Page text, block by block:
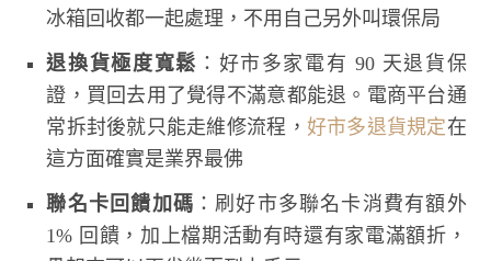
冰箱回收都一起處理，不用自己另外叫環保局
退換貨極度寬鬆 ：好市多家電有 90 天退貨保
證，買回去用了覺得不滿意都能退。電商平台通
常拆封後就只能走維修流程， 好市多退貨規定在
這方面確實是業界最佛
聯名卡回饋加碼 ：刷好市多聯名卡消費有額外
1% 回饋，加上檔期活動有時還有家電滿額折，